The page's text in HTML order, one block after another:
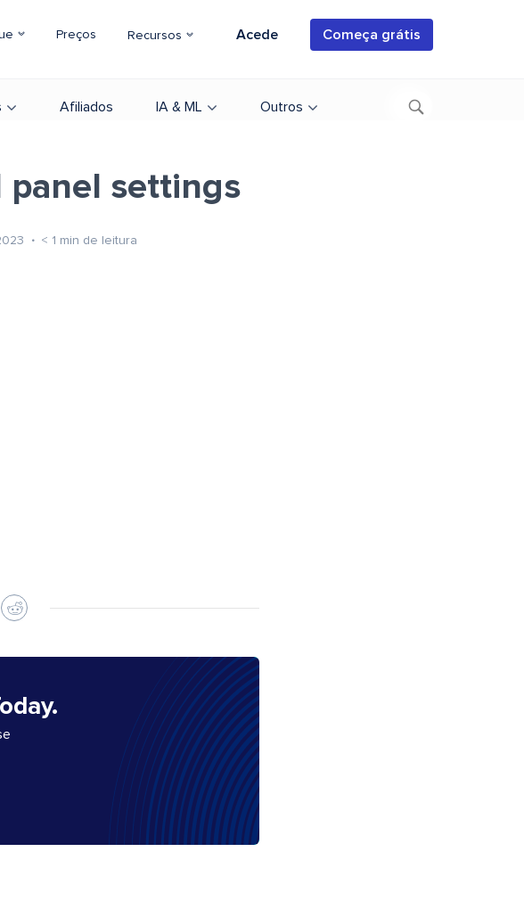
Preços Recursos Acede Começa grátis
Afiliados IA & ML Outros
panel settings
< 1 min de leitura